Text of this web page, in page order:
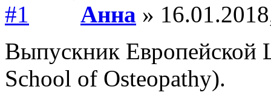
Анна »
Выпускник Европейской
School of Osteopathy).